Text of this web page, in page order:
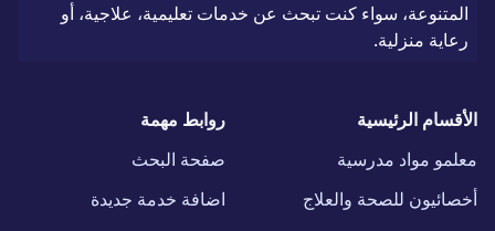
المتنوعة، سواء كنت تبحث عن خدمات تعليمية، علاجية، أو
رعاية منزلية.
الأقسام الرئيسية
معلمو مواد مدرسية
أخصائيون للصحة والعلاج
روابط مهمة
صفحة البحث
اضافة خدمة جديدة